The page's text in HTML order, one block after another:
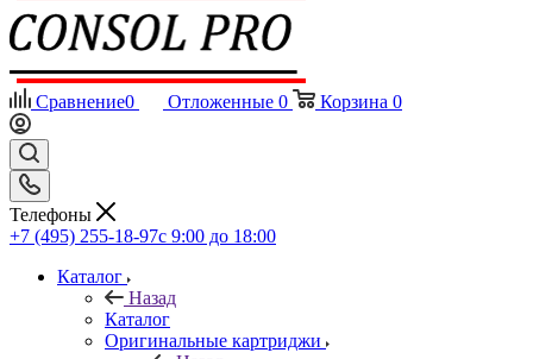
Сравнение0 Отложенные 0 Корзина 0
Телефоны
+7 (495) 255-18-97с 9:00 до 18:00
Каталог
Назад
Каталог
Оригинальные картриджи